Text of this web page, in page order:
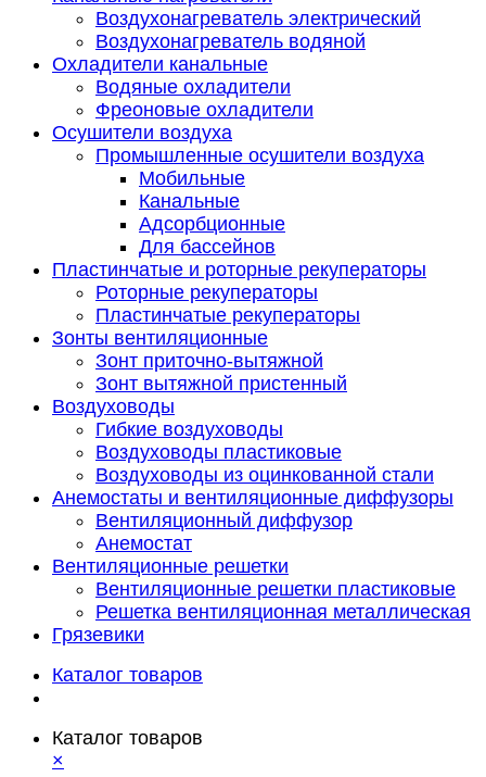
Воздухонагреватель электрический
Воздухонагреватель водяной
Охладители канальные
Водяные охладители
Фреоновые охладители
Осушители воздуха
Промышленные осушители воздуха
Мобильные
Канальные
Адсорбционные
Для бассейнов
Пластинчатые и роторные рекуператоры
Роторные рекуператоры
Пластинчатые рекуператоры
Зонты вентиляционные
Зонт приточно-вытяжной
Зонт вытяжной пристенный
Воздуховоды
Гибкие воздуховоды
Воздуховоды пластиковые
Воздуховоды из оцинкованной стали
Анемостаты и вентиляционные диффузоры
Вентиляционный диффузор
Анемостат
Вентиляционные решетки
Вентиляционные решетки пластиковые
Решетка вентиляционная металлическая
Грязевики
Каталог товаров
Каталог товаров
×